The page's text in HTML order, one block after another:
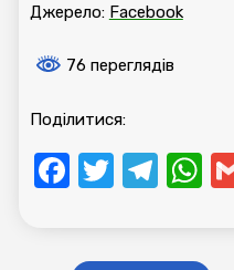
Джерело: Facebook
76 переглядів
Поділитися:
Facebook
Twitter